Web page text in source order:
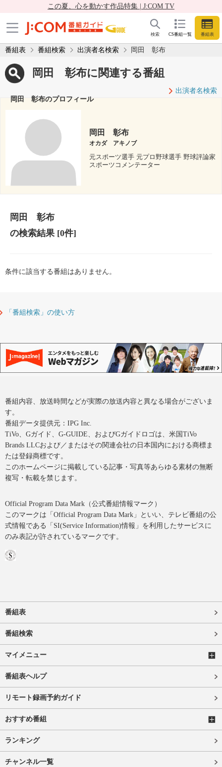
この夏、心を動かす作品特集 | J:COM TV
CS番組一覧 番組表
検索
番組表 番組検索 出演者名検索 岡田 彰布
岡田 彰布に関連する番組
出演者名検索
岡田 彰布のプロフィール
岡田 彰布
オカダ アキノブ
元スポーツ選手 元プロ野球選手 野球評論家
スポーツコメンテーター
岡田 彰布
の検索結果[0件]
条件に該当する番組はありません。
「番組検索」の使い方
番組内容、放送時間などが実際の放送内容と異なる場合がございま
す。
番組データ提供元：IPG Inc.
TiVo、Gガイド、G-GUIDE、およびGガイドロゴは、米国TiVo
Brands LLCおよび／またはその関連会社の日本国内における商標ま
たは登録商標です。
このホームページに掲載している記事・写真等あらゆる素材の無断
複写・転載を禁じます。
Official Program Data Mark（公式番組情報マーク）
このマークは「Official Program Data Mark」といい、テレビ番組の公
式情報である「SI(Service Information)情報」を利用したサービスに
のみ表記が許されているマークです。
番組表
番組検索
マイメニュー
番組表ヘルプ
リモート録画予約ガイド
おすすめ番組
ランキング
チャンネル一覧